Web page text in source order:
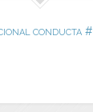
CONDUCTA #